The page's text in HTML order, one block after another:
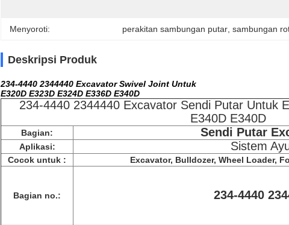
Menyoroti: perakitan sambungan putar , sambungan
Deskripsi Produk
234-4440 2344440 Excavator Swivel Joint Untuk
E320D E323D E324D E336D E340D
234-4440 2344440 Excavator Sendi Putar Untuk
E340D E340D
Bagian: Sendi Putar
Aplikasi: Sistem
Cocok untuk : Excavator, Bulldozer, Wheel Loader,
Bagian no.: 234-4440